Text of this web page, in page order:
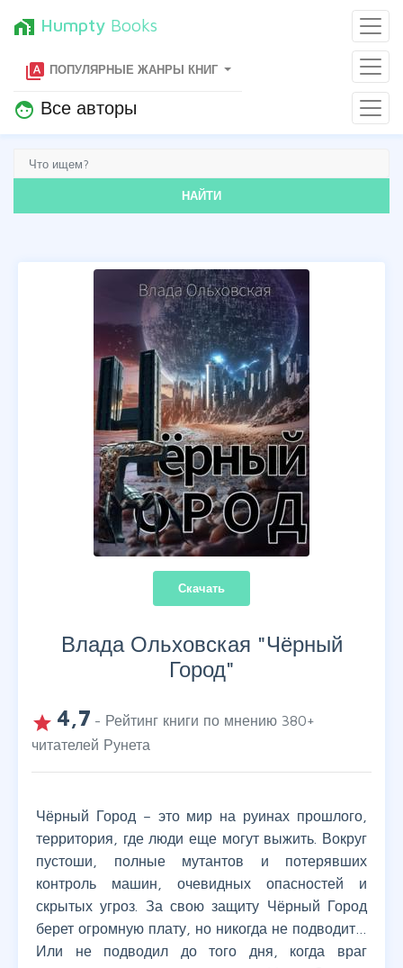
home_work Humpty Books
type_specimen ПОПУЛЯРНЫЕ ЖАНРЫ КНИГ
face Все авторы
НАЙТИ
Скачать
Влада Ольховская "Чёрный
Город"
grade 4,7 - Рейтинг книги по мнению 380+
читателей Рунета
Чёрный Город – это мир на руинах прошлого,
территория, где люди еще могут выжить. Вокруг
пустоши, полные мутантов и потерявших
контроль машин, очевидных опасностей и
скрытых угроз. За свою защиту Чёрный Город
берет огромную плату, но никогда не подводит…
Или не подводил до того дня, когда враг